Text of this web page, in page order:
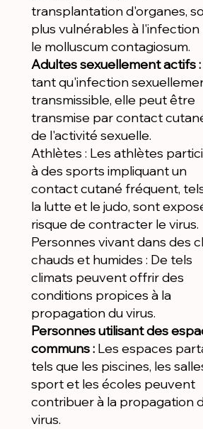
transplantation d'organes,
plus vulnérables à l'infection
le molluscum contagiosum.
Adultes sexuellement actifs :
tant qu'infection
transmissible, elle peut être
transmise par contact
de l'activité sexuelle.
Athlètes : Les athlètes
à des sports impliquant un
contact cutané fréquent,
la lutte et le judo, sont
risque de contracter le virus.
Personnes vivant dans des
chauds et humides : De tels
climats peuvent offrir des
conditions propices à la
propagation du virus.
Personnes utilisant des
communs : Les espaces
tels que les piscines, les
sport et les écoles peuvent
contribuer à la propagation
virus.